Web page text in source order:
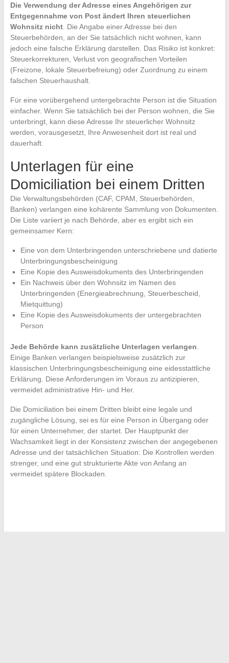
Die Verwendung der Adresse eines Angehörigen zur
Entgegennahme von Post ändert Ihren steuerlichen
Wohnsitz nicht. Die Angabe einer Adresse bei den
Steuerbehörden, an der Sie tatsächlich nicht wohnen, kann
jedoch eine falsche Erklärung darstellen. Das Risiko ist konkret:
Steuerkorrekturen, Verlust von geografischen Vorteilen
(Freizone, lokale Steuerbefreiung) oder Zuordnung zu einem
falschen Steuerhaushalt.
Für eine vorübergehend untergebrachte Person ist die Situation
einfacher. Wenn Sie tatsächlich bei der Person wohnen, die Sie
unterbringt, kann diese Adresse Ihr steuerlicher Wohnsitz
werden, vorausgesetzt, Ihre Anwesenheit dort ist real und
dauerhaft.
Unterlagen für eine
Domiciliation bei einem Dritten
Die Verwaltungsbehörden (CAF, CPAM, Steuerbehörden,
Banken) verlangen eine kohärente Sammlung von Dokumenten.
Die Liste variiert je nach Behörde, aber es ergibt sich ein
gemeinsamer Kern:
Eine von dem Unterbringenden unterschriebene und datierte
Unterbringungsbescheinigung
Eine Kopie des Ausweisdokuments des Unterbringenden
Ein Nachweis über den Wohnsitz im Namen des
Unterbringenden (Energieabrechnung, Steuerbescheid,
Mietquittung)
Eine Kopie des Ausweisdokuments der untergebrachten
Person
Jede Behörde kann zusätzliche Unterlagen verlangen.
Einige Banken verlangen beispielsweise zusätzlich zur
klassischen Unterbringungsbescheinigung eine eidesstattliche
Erklärung. Diese Anforderungen im Voraus zu antizipieren,
vermeidet administrative Hin- und Her.
Die Domiciliation bei einem Dritten bleibt eine legale und
zugängliche Lösung, sei es für eine Person in Übergang oder
für einen Unternehmer, der startet. Der Hauptpunkt der
Wachsamkeit liegt in der Konsistenz zwischen der angegebenen
Adresse und der tatsächlichen Situation: Die Kontrollen werden
strenger, und eine gut strukturierte Akte von Anfang an
vermeidet spätere Blockaden.